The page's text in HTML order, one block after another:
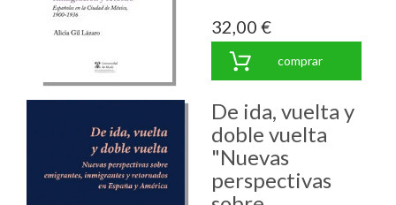
32,00 €
comprar
De ida, vuelta y
doble vuelta
"Nuevas
perspectivas